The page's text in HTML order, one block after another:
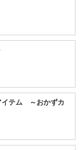
テム ～おかずカ